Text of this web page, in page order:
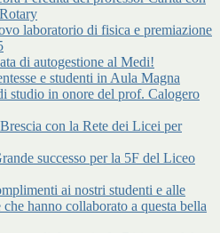
laboratorio di fisica e premiazione
di autogestione al Medi!
e studenti in Aula Magna
studio in onore del prof. Calogero
con la Rete dei Licei per
successo per la 5F del Liceo
ai nostri studenti e alle
che hanno collaborato a questa bella